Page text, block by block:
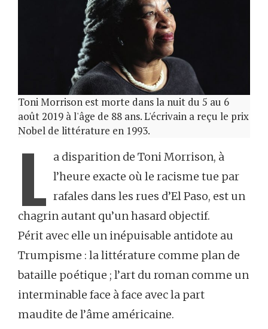
Toni Morrison est morte dans la nuit du 5 au 6
août 2019 à l'âge de 88 ans. L'écrivain a reçu le prix
Nobel de littérature en 1993.
L a disparition de Toni Morrison, à
l’heure exacte où le racisme tue par
rafales dans les rues d’El Paso, est un
chagrin autant qu’un hasard objectif.
Périt avec elle un inépuisable antidote au
Trumpisme : la littérature comme plan de
bataille poétique ; l’art du roman comme un
interminable face à face avec la part
maudite de l’âme américaine.